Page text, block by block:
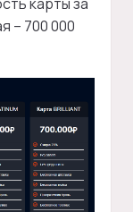
– 700 000